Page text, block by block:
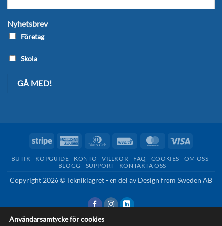
Nyhetsbrev
Företag
Skola
Stripe
American
Dinners
Invoice MasterCard
BUTIK KÖPGUIDE KONTO VILLKOR FAQ COOKIES
OM OSS
BLOGG
SUPPORT KONTAKTA OSS
Copyright 2026 © Tekniklagret - en del av Design from Sweden AB
Användarsamtycke för cookies